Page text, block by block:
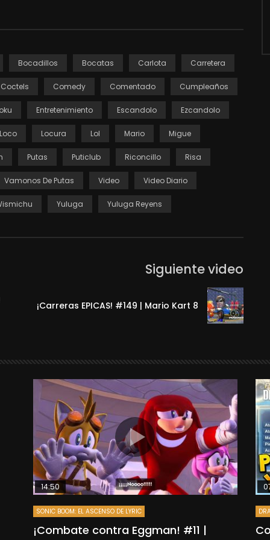
Bocadillos Bocatas Carlota Carretera
Coctels Comedy Comentado Cumpleaños
Entretenimiento Escandolo Ezcandolo
Loco Locura Lol Mario Migue
Putas Puticlub Riconcillo Risa
Vamonos De Putas Video Video Diario
Yuluga Yuluga Reyens
Siguiente video
¡Carreras EPICAS! #149 | Mario Kart 8
14:50
SONIC BOOM: EL ASCENSO DE LYRIC
¡Combate contra Eggman! #11 |